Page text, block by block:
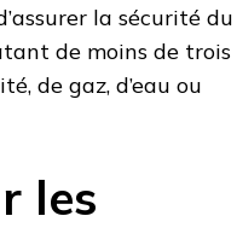
la sécurité du
de moins de trois
de gaz, d’eau ou
les